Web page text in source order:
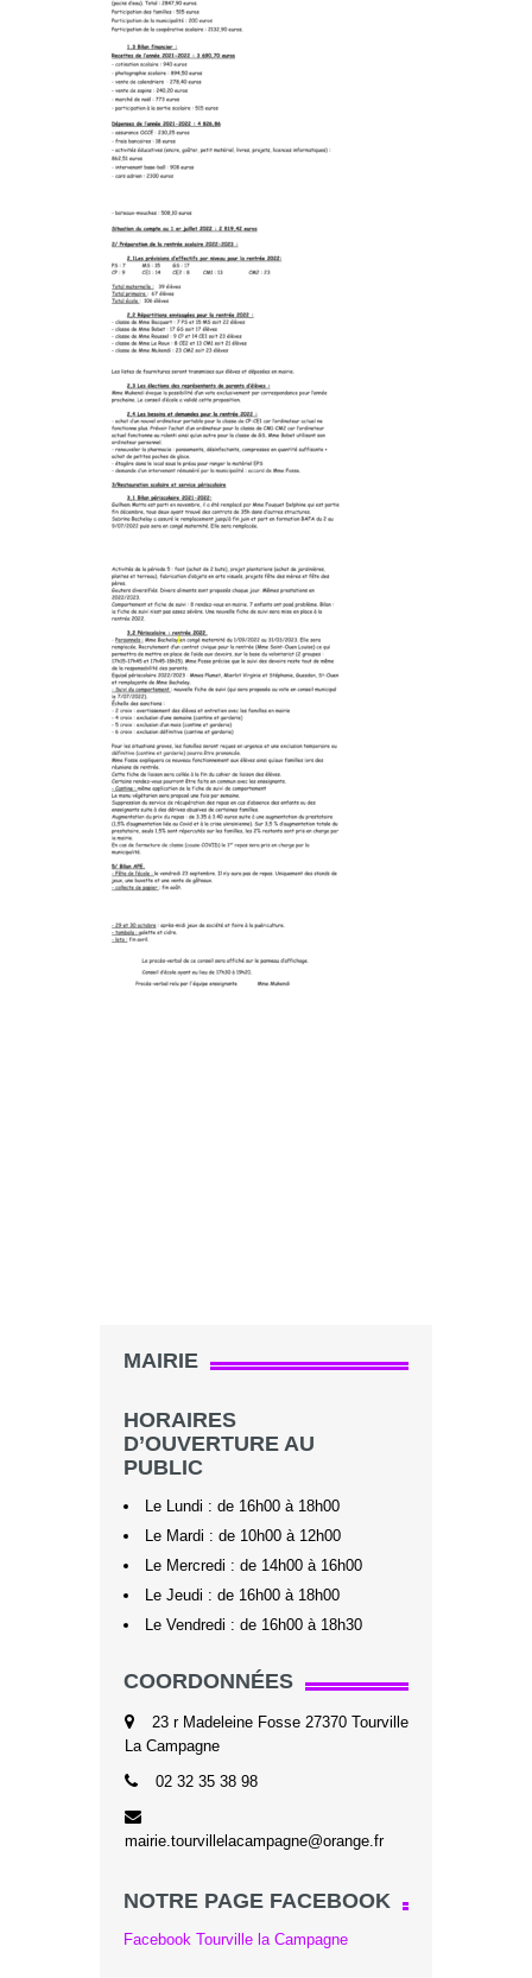
MAIRIE
HORAIRES
D’OUVERTURE AU
PUBLIC
Le Lundi : de 16h00 à 18h00
Le Mardi : de 10h00 à 12h00
Le Mercredi : de 14h00 à 16h00
Le Jeudi : de 16h00 à 18h00
Le Vendredi : de 16h00 à 18h30
COORDONNÉES
23 r Madeleine Fosse 27370 Tourville
La Campagne
02 32 35 38 98
mairie.tourvillelacampagne@orange.fr
NOTRE PAGE FACEBOOK
Facebook Tourville la Campagne